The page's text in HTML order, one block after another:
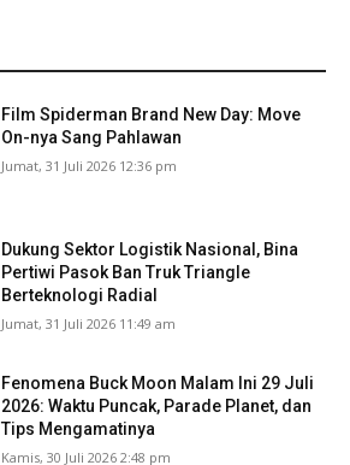
Film Spiderman Brand New Day: Move
On-nya Sang Pahlawan
Jumat, 31 Juli 2026 12:36 pm
Dukung Sektor Logistik Nasional, Bina
Pertiwi Pasok Ban Truk Triangle
Berteknologi Radial
Jumat, 31 Juli 2026 11:49 am
Fenomena Buck Moon Malam Ini 29 Juli
2026: Waktu Puncak, Parade Planet, dan
Tips Mengamatinya
Kamis, 30 Juli 2026 2:48 pm